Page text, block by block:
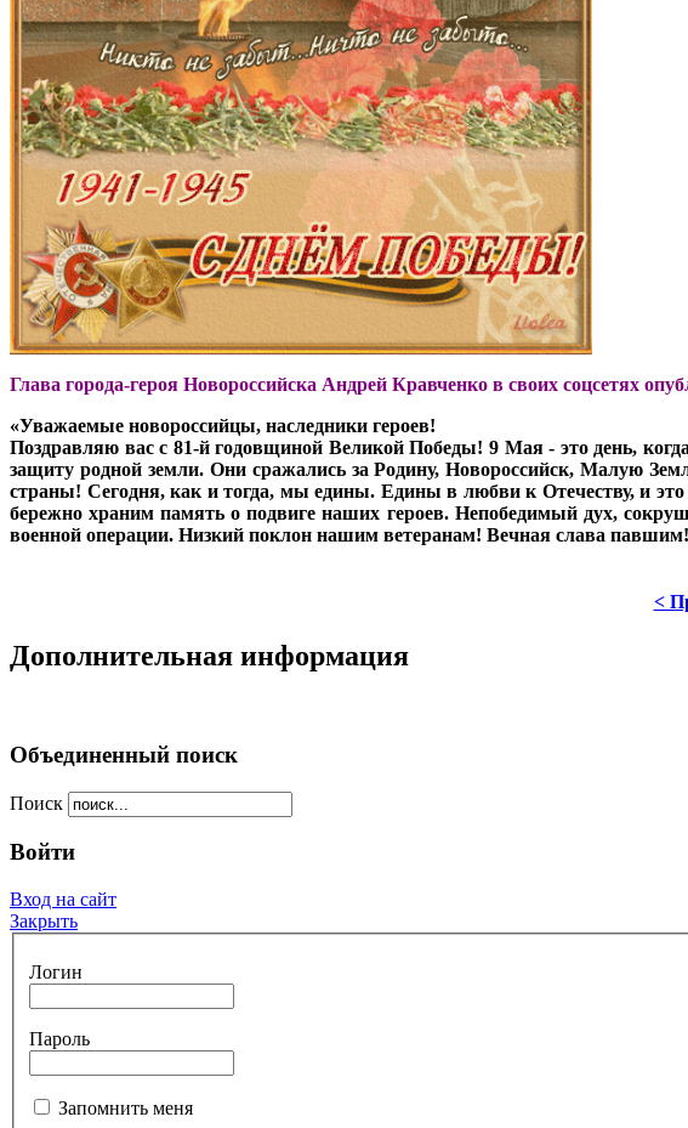
Глава города-героя Новороссийска Андрей Кравченко в своих соцсетях
«Уважаемые новороссийцы, наследники героев!
Поздравляю вас с 81-й годовщиной Великой Победы! 9 Мая - это день,
защиту родной земли. Они сражались за Родину, Новороссийск, Малую
страны! Сегодня, как и тогда, мы едины. Едины в любви к Отечеству, и
бережно храним память о подвиге наших героев. Непобедимый дух,
военной операции. Низкий поклон нашим ветеранам! Вечная слава павшим!
<
Дополнительная информация
Объединенный поиск
Поиск
Войти
Вход на сайт
Закрыть
Логин
Пароль
Запомнить меня